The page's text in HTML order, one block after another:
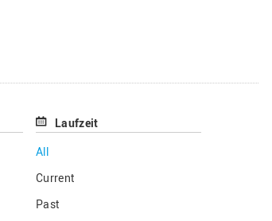
Laufzeit
All
Current
Past